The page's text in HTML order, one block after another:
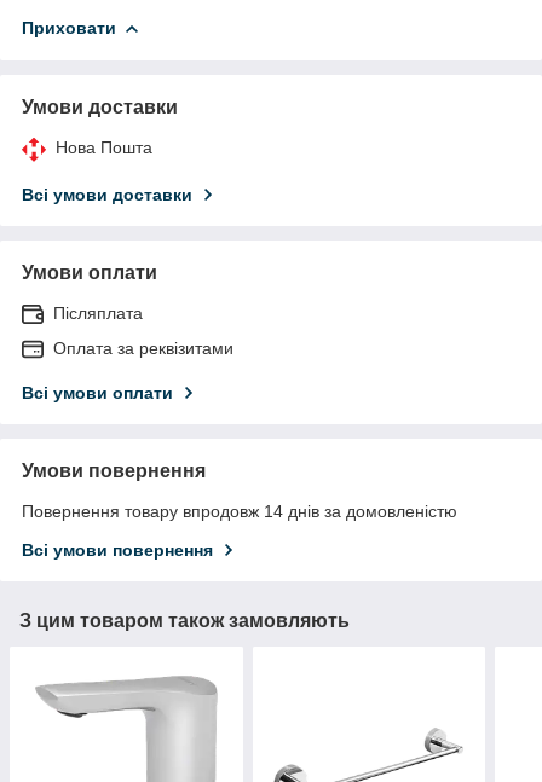
Приховати
Умови доставки
Нова Пошта
Всі умови доставки
Умови оплати
Післяплата
Оплата за реквізитами
Всі умови оплати
Умови повернення
Повернення товару впродовж 14 днів за домовленістю
Всі умови повернення
З цим товаром також замовляють